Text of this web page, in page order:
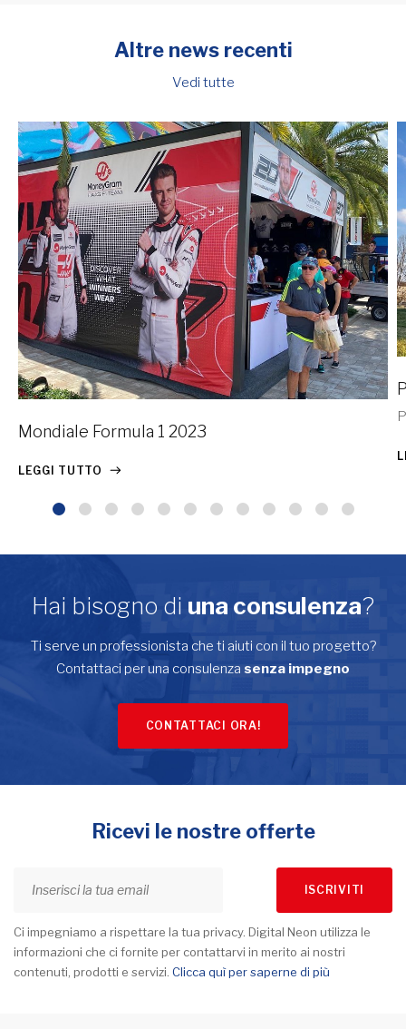
Altre news recenti
Vedi tutte
Mondiale Formula 1 2023
LEGGI TUTTO
Hai bisogno di una consulenza?
Ti serve un professionista che ti aiuti con il tuo progetto?
Contattaci per una consulenza senza impegno
CONTATTACI ORA!
Ricevi le nostre offerte
ISCRIVITI
Ci impegniamo a rispettare la tua privacy. Digital Neon utilizza le
informazioni che ci fornite per contattarvi in merito ai nostri
contenuti, prodotti e servizi. Clicca quì per saperne di più